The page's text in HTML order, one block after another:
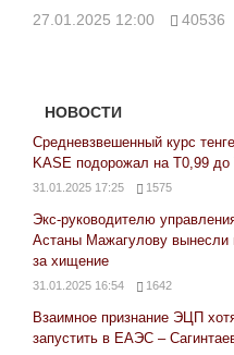
27.01.2025 12:00 40536
НОВОСТИ
Средневзвешенный курс
KASE подорожал на Т0,99 до
31.01.2025 17:25 1575
Экс-руководителю
Астаны Мажагулову вынесли
за хищение
31.01.2025 16:54 1642
Взаимное признание ЭЦП
запустить в ЕАЭС –